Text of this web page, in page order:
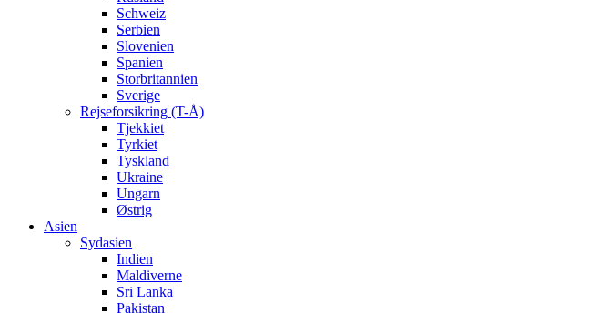
Schweiz
Serbien
Slovenien
Spanien
Storbritannien
Sverige
Rejseforsikring (T-Å)
Tjekkiet
Tyrkiet
Tyskland
Ukraine
Ungarn
Østrig
Asien
Sydasien
Indien
Maldiverne
Sri Lanka
Pakistan